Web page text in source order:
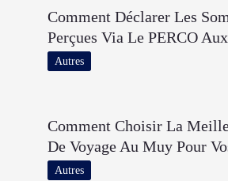
Comment Déclarer Les
Perçues Via Le PERCO
Autres
Comment Choisir La
De Voyage Au Muy Pour
Autres